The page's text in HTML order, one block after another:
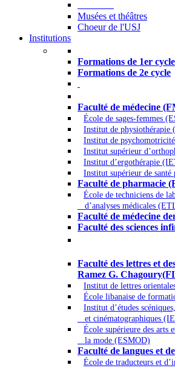
Musées et théâtres
Choeur de l'USJ
Institutions
Formations de 1er cycle
Formations de 2e cycle
Faculté de médecine
École de sages-femmes
Institut de physiothérapie
Institut de
Institut supérieur
Institut d’ergothérapie
Institut supérieur de
Faculté de pharmacie
École de techniciens de
d’analyses médicales
Faculté de médecine
Faculté des sciences
Faculté des lettres et
Ramez G.
Institut de lettres
École libanaise de
Institut d’études
et cinématographiques
École supérieure des arts
la mode (ESMOD)
Faculté de langues et
École de traducteurs et